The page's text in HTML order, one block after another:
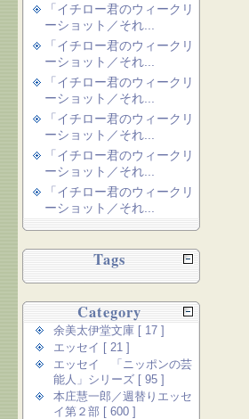
「イチロー君のウィークリ
ーショット／それ...
「イチロー君のウィークリ
ーショット／それ...
「イチロー君のウィークリ
ーショット／それ...
「イチロー君のウィークリ
ーショット／それ...
「イチロー君のウィークリ
ーショット／それ...
「イチロー君のウィークリ
ーショット／それ...
Tags
Category
余美太伊堂文庫 [ 17 ]
エッセイ [ 21 ]
エッセイ 「ニッポンの芸
能人」シリーズ [ 95 ]
本庄慧一郎／週替りエッセ
イ第２部 [ 600 ]